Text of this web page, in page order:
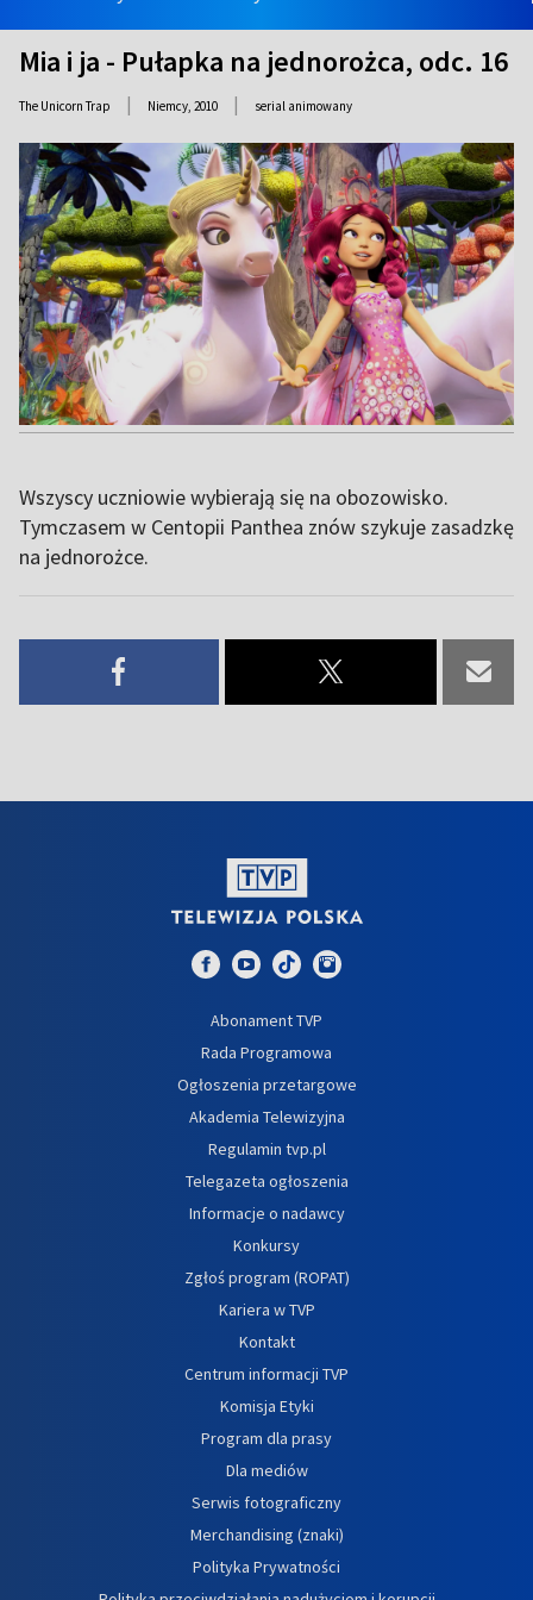
Mia i ja - Pułapka na jednorożca, odc. 16
The Unicorn Trap | Niemcy, 2010 | serial animowany
Wszyscy uczniowie wybierają się na obozowisko.
Tymczasem w Centopii Panthea znów szykuje zasadzkę
na jednorożce.
Abonament TVP
Rada Programowa
Ogłoszenia przetargowe
Akademia Telewizyjna
Regulamin tvp.pl
Telegazeta ogłoszenia
Informacje o nadawcy
Konkursy
Zgłoś program (ROPAT)
Kariera w TVP
Kontakt
Centrum informacji TVP
Komisja Etyki
Program dla prasy
Dla mediów
Serwis fotograficzny
Merchandising (znaki)
Polityka Prywatności